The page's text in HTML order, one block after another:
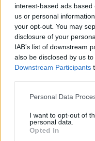
interest-based ads
us or personal
your opt-out. You may
disclosure of your
IAB’s list of downstream
also be disclosed by us
Downstream Participants
Please note that this
not limited to your visit or
grant or deny consent to
use your data for below
Personal Data
I want to opt-out of
personal data.
Opted In
Σχόλια
Δεν ήταν μόνο η
που οδήγησε στο
στις Σέρρες με
μητέρα και γιο - «Ίσως
απέσπασε την
του οδηγού» λέει